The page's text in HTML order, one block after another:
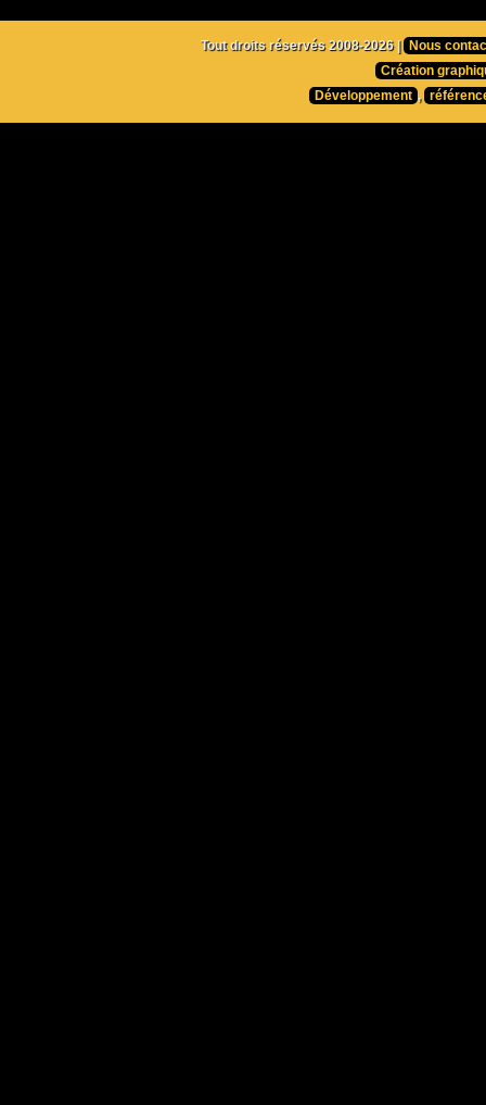
Tout droits réservés 2008-2026 |
Nous
Création
Développement ,